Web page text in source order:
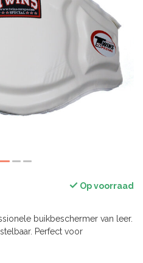
Op voorraad
buikbeschermer van leer.
Perfect voor